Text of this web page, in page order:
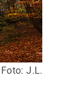
J.L.